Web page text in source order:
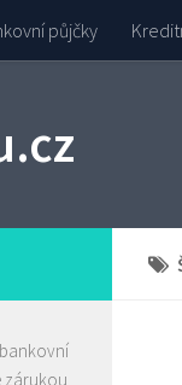
půjčky
zárukou